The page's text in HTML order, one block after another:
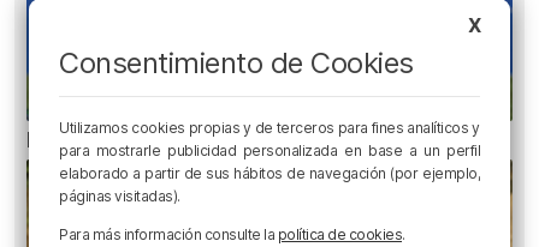
Erik Morán: «Bielsa era especial»
X
Consentimiento de Cookies
Utilizamos cookies propias y de terceros para fines analíticos y
para mostrarle publicidad personalizada en base a un perfil
elaborado a partir de sus hábitos de navegación (por ejemplo,
páginas visitadas).
Para más información consulte la política de cookies.